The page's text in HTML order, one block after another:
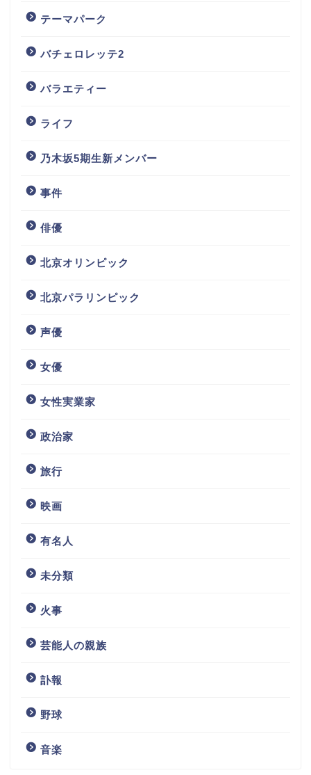
テーマパーク
バチェロレッテ2
バラエティー
ライフ
乃木坂5期生新メンバー
事件
俳優
北京オリンピック
北京パラリンピック
声優
女優
女性実業家
政治家
旅行
映画
有名人
未分類
火事
芸能人の親族
訃報
野球
音楽